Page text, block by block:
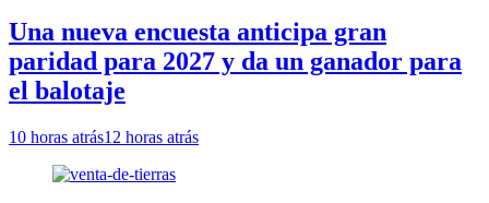
Una nueva encuesta anticipa gran
paridad para 2027 y da un ganador para
el balotaje
10 horas atrás12 horas atrás